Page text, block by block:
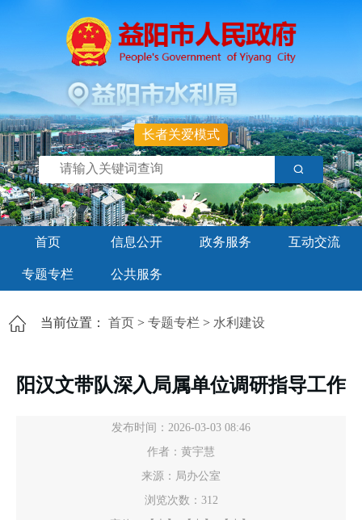
长者关爱模式
首页 信息公开 政务服务 互动交流
专题专栏 公共服务
当前位置： 首页 > 专题专栏 > 水利建设
阳汉文带队深入局属单位调研指导工作
发布时间：2026-03-03 08:46
作者：黄宇慧
来源：局办公室
浏览次数： 312